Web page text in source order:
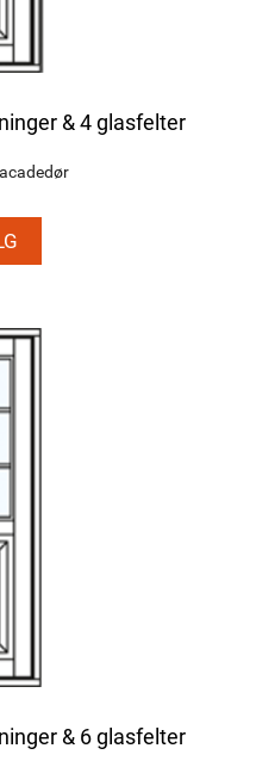
& 4 glasfelter
& 6 glasfelter